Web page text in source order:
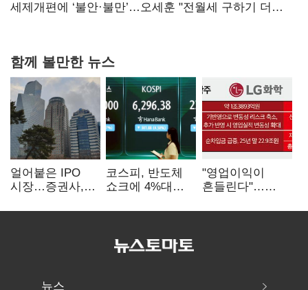
보내
세제개편에 ‘불안·불만’…오세훈 "전월세 구하기 더
함께 볼만한 뉴스
얼어붙은 IPO
시장…증권사,
전쟁' 기대
코스피, 반도체
쇼크에 4%대
5거래일째 상승
"영업이익이
흔들린다"…
18에 취약
뉴스